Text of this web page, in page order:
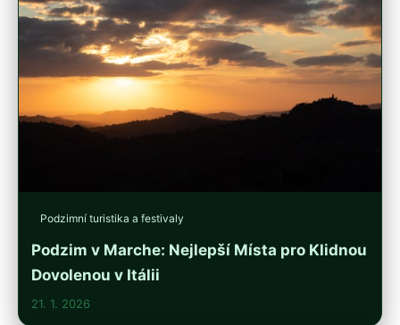
Podzimní turistika a festivaly
Podzim v Marche: Nejlepší Místa pro Klidnou
Dovolenou v Itálii
21. 1. 2026